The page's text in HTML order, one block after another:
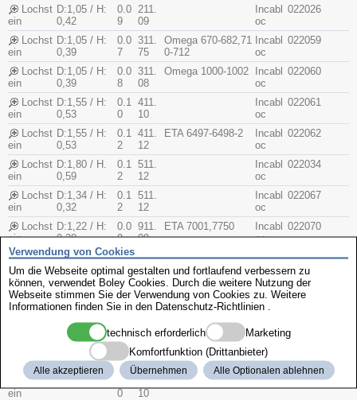
Lochst
ein
D:1,05 / H:
0,42
0.0
9
211.
09
Incabl
oc
022026
Lochst
ein
D:1,05 / H:
0,39
0.0
7
311.
75
Omega 670-682,71
0-712
Incabl
oc
022059
Lochst
ein
D:1,05 / H:
0,39
0.0
8
311.
08
Omega 1000-1002
Incabl
oc
022060
Lochst
ein
D:1,55 / H:
0,53
0.1
0
411.
10
Incabl
oc
022061
Lochst
ein
D:1,55 / H:
0,53
0.1
2
411.
12
ETA 6497-6498-2
Incabl
oc
022062
Lochst
ein
D:1,80 / H.
0,59
0.1
2
511.
12
Incabl
oc
022034
Lochst
ein
D:1,34 / H:
0,32
0.1
2
511.
12
Incabl
oc
022067
Lochst
ein
D:1,22 / H:
0,38
0.0
9
911.
09
ETA 7001,7750
Incabl
oc
022070
Lochst
ein
D:1,10 / H:
0,38
0.0
7
991.
75
= 911.08
Incabl
oc
022073
Lochst
ein
D:1,10 / H:
0,38
0.0
9
991.
09
Incabl
oc
022075
1
11
0.0
8
711.
08
Lochst
ein
0.1
0
711.
10
022019
Verwendung von Cookies
Um die Webseite optimal gestalten und fortlaufend verbessern zu
können, verwendet Boley Cookies. Durch die weitere Nutzung der
Webseite stimmen Sie der Verwendung von Cookies zu. Weitere
Informationen finden Sie in den Datenschutz-Richtlinien
technisch erforderlich
Marketing
Komfortfunktion (Drittanbieter)
Alle akzeptieren Übernehmen Alle Optionalen ablehnen